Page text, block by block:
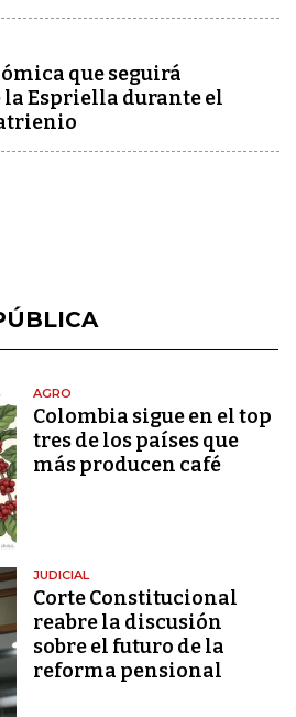
que seguirá
la Espriella durante el
AGRO
Colombia sigue en el top
tres de los países que
más producen café
JUDICIAL
Corte Constitucional
reabre la discusión
sobre el futuro de la
reforma pensional